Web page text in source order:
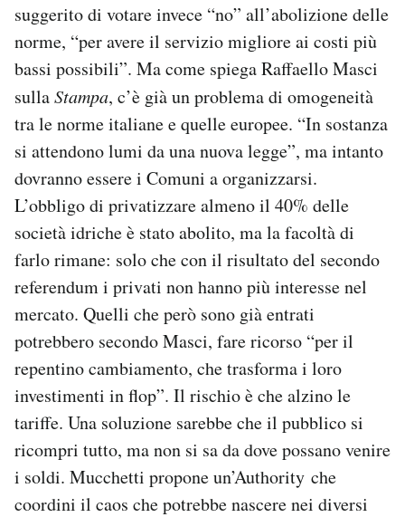
suggerito di votare invece “no” all’abolizione delle
norme, “per avere il servizio migliore ai costi più
bassi possibili”. Ma come spiega Raffaello Masci
sullaStampa, c’è già un problema di omogeneità
tra le norme italiane e quelle europee. “In sostanza
si attendono lumi da una nuova legge”, ma intanto
dovranno essere i Comuni a organizzarsi.
L’obbligo di privatizzare almeno il 40% delle
società idriche è stato abolito, ma la facoltà di
farlo rimane: solo che con il risultato del secondo
referendum i privati non hanno più interesse nel
mercato. Quelli che però sono già entrati
potrebbero secondo Masci, fare ricorso “per il
repentino cambiamento, che trasforma i loro
investimenti in flop”. Il rischio è che alzino le
tariffe. Una soluzione sarebbe che il pubblico si
ricompri tutto, ma non si sa da dove possano venire
i soldi. Mucchetti propone un’Authority che
coordini il caos che potrebbe nascere nei diversi